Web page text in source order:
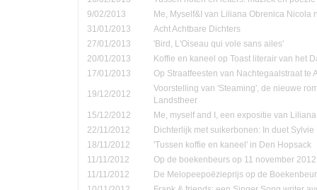
9/02/2013
Me, Myself&I van Liliana Obrenica Nicola
31/01/2013
Acht Achtbare Dichters
27/01/2013
'Bird, L'Oiseau qui vole sans ailes'
20/01/2013
Koffie en kaneel op Toast literair van het
17/01/2013
Op Straatfeesten van Nachtegaalstraat te
19/12/2012
Voorstelling van 'Steaming', de nieuwe
Landstheer
15/12/2012
Me, myself and I, een expositie van
22/11/2012
Dichterlijk met suikerbonen: In duet
18/11/2012
'Tussen koffie en kaneel' in Den Hopsack
11/11/2012
Op de boekenbeurs op 11 november 2012
11/11/2012
De Melopeepoëzieprijs op de